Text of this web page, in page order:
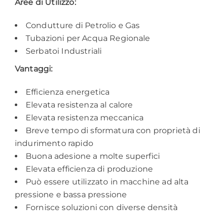
Aree di Utilizzo:
Condutture di Petrolio e Gas
Tubazioni per Acqua Regionale
Serbatoi Industriali
Vantaggi:
Efficienza energetica
Elevata resistenza al calore
Elevata resistenza meccanica
Breve tempo di sformatura con proprietà di
indurimento rapido
Buona adesione a molte superfici
Elevata efficienza di produzione
Può essere utilizzato in macchine ad alta
pressione e bassa pressione
Fornisce soluzioni con diverse densità